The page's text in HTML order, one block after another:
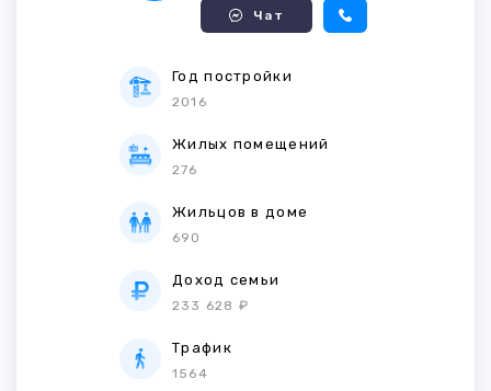
Чат
Год постройки
2016
Жилых помещений
276
Жильцов в доме
690
Доход семьи
233 628 ₽
Трафик
1564